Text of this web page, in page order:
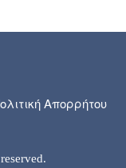
Απορρήτου